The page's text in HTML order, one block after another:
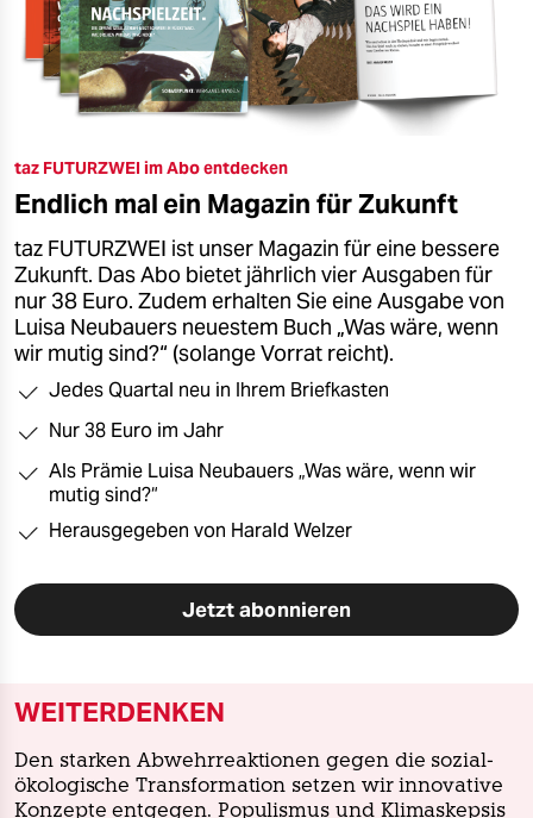
taz FUTURZWEI im Abo entdecken
Endlich mal ein Magazin für Zukunft
taz FUTURZWEI ist unser Magazin für eine bessere
Zukunft. Das Abo bietet jährlich vier Ausgaben für
nur 38 Euro. Zudem erhalten Sie eine Ausgabe von
Luisa Neubauers neuestem Buch „Was wäre, wenn
wir mutig sind?“ (solange Vorrat reicht).
Jedes Quartal neu in Ihrem Briefkasten
Nur 38 Euro im Jahr
Als Prämie Luisa Neubauers „Was wäre, wenn wir
mutig sind?“
Herausgegeben von Harald Welzer
Jetzt abonnieren
WEITERDENKEN
Den starken Abwehrreaktionen gegen die sozial-
ökologische Transformation setzen wir innovative
Konzepte entgegen. Populismus und Klimaskepsis